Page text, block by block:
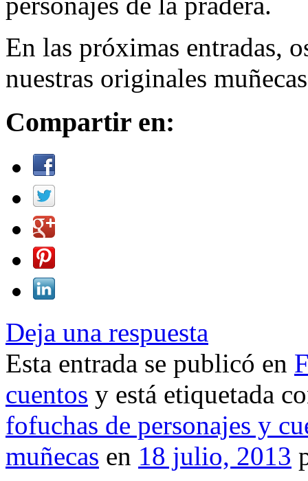
En las próximas entradas,
nuestras originales
Compartir en:
Deja una respuesta
Esta entrada se publicó en
cuentos y está etiquetada
fofuchas de personajes y
muñecas en 18 julio, 2013